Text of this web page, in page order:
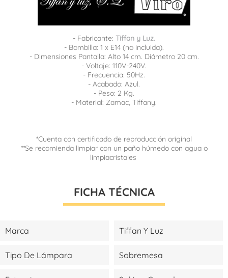
- Fabricante: Tiffan y Luz.
- Bombilla: 1 x E14 (no incluida).
- Dimensiones Pantalla: Alto 14 cm. Diámetro 20 cm.
- Voltaje: 110V-240V.
- Frecuencia: 50Hz.
- Acabado: Azul.
- Peso: 2 Kg.
- Material: Zamac, Tiffany.
*Cuenta con certificado de reproducción original
**Se recomienda limpiar con un paño húmedo con agua o
limpiacristales
FICHA TÉCNICA
Marca Tiffan Y Luz
Tipo De Lámpara Sobremesa